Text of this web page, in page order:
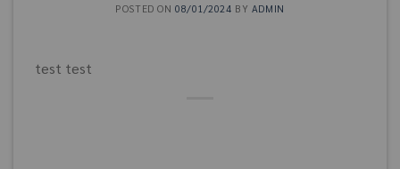
POSTED ON 08/01/2024 BY ADMIN
test test